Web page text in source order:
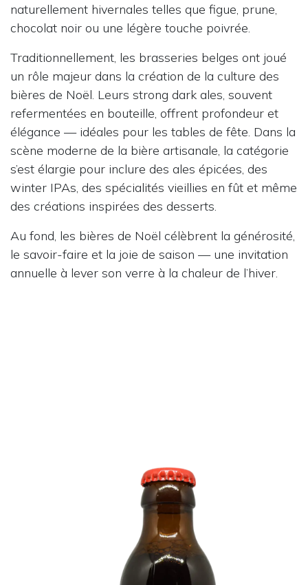
naturellement hivernales telles que figue, prune,
chocolat noir ou une légère touche poivrée.
Traditionnellement, les brasseries belges ont joué
un rôle majeur dans la création de la culture des
bières de Noël. Leurs strong dark ales, souvent
refermentées en bouteille, offrent profondeur et
élégance — idéales pour les tables de fête. Dans la
scène moderne de la bière artisanale, la catégorie
s’est élargie pour inclure des ales épicées, des
winter IPAs, des spécialités vieillies en fût et même
des créations inspirées des desserts.
Au fond, les bières de Noël célèbrent la générosité,
le savoir-faire et la joie de saison — une invitation
annuelle à lever son verre à la chaleur de l’hiver.